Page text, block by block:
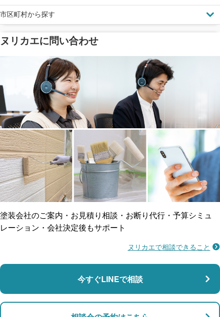
塗料の​品質を​保証
メーカー保証
工事保険
ご近所トラブルに
賠償保険
瑕疵保険
支払い対応
省エネ効果
断熱・遮熱塗料対応
雨漏り修繕
防水工事
マンション・アパート対応
市区町村から探す
ヌリカエに問い合わせ
塗装会社のご案内・お見積り相談・お断り代行・予算シミュ
レーション・会社決定後もサポート
ヌリカエで相談できること
今すぐLINEで相談